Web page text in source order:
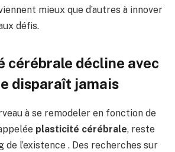
mieux que d’autres à innover
défis.
cérébrale décline avec
disparaît jamais
à se remodeler en fonction de
plasticité cérébrale, reste
l’existence . Des recherches sur